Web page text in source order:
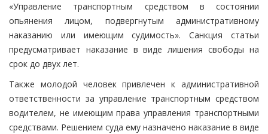
«Управление транспортным средством в состоянии
опьянения лицом, подвергнутым административному
наказанию или имеющим судимость». Санкция статьи
предусматривает наказание в виде лишения свободы на
срок до двух лет.
Также молодой человек привлечен к административной
ответственности за управление транспортным средством
водителем, не имеющим права управления транспортными
средствами. Решением суда ему назначено наказание в виде